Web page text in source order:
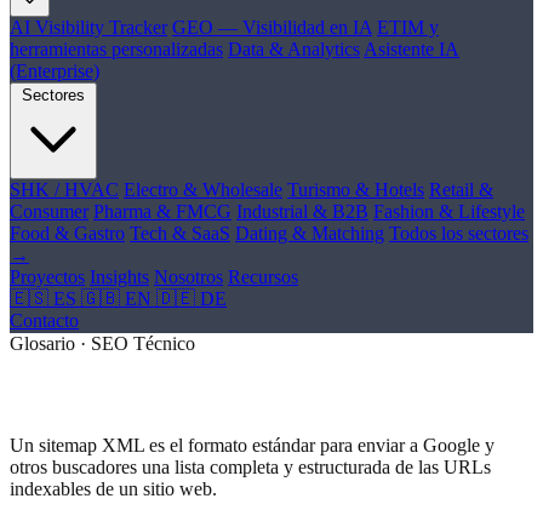
AI Visibility Tracker GEO — Visibilidad en IA ETIM y
herramientas personalizadas Data & Analytics Asistente IA
(Enterprise)
Sectores
SHK / HVAC Electro & Wholesale Turismo & Hotels Retail &
Consumer Pharma & FMCG Industrial & B2B Fashion & Lifestyle
Food & Gastro Tech & SaaS Dating & Matching Todos los sectores
→
Proyectos Insights Nosotros Recursos
🇪🇸 ES 🇬🇧 EN 🇩🇪 DE
Contacto
Glosario · SEO Técnico
Un sitemap XML es el formato estándar para enviar a Google y
otros buscadores una lista completa y estructurada de las URLs
indexables de un sitio web.